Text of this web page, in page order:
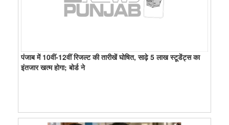
पंजाब में 10वीं-12वीं रिजल्ट की तारीखें घोषित, साढ़े 5 लाख स्टूडेंट्स का
इंतजार खत्म होगा; बोर्ड ने